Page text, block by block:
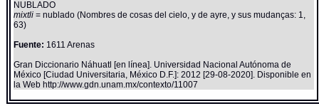
NUBLADO
mixtli= nublado (Nombres de cosas del cielo, y de ayre, y sus mudanças: 1,
63)
Fuente: 1611 Arenas
Gran Diccionario Náhuatl [en línea]. Universidad Nacional Autónoma de
México [Ciudad Universitaria, México D.F.]: 2012 [29-08-2020]. Disponible en
la Web http://www.gdn.unam.mx/contexto/11007